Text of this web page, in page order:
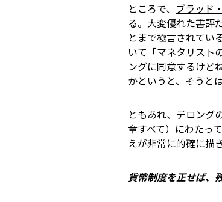
ところで、 ブラッド
る。 大変優れた書評
とまで極言されてい
いて「マネタリスト
ングに同意するけど
かというと、そうと
ともあれ、デロング
章すべて）にわたっ
えが非常に的確に描
貨幣制度を正せば、